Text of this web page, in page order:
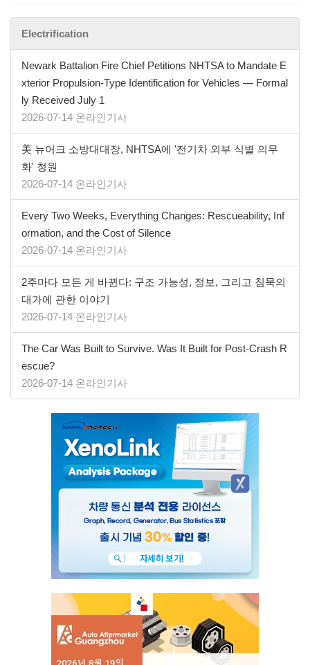
Electrification
Newark Battalion Fire Chief Petitions NHTSA to Mandate E
xterior Propulsion-Type Identification for Vehicles — Formal
ly Received July 1
2026-07-14 온라인기사
美 뉴어크 소방대대장, NHTSA에 '전기차 외부 식별 의무
화' 청원
2026-07-14 온라인기사
Every Two Weeks, Everything Changes: Rescueability, Inf
ormation, and the Cost of Silence
2026-07-14 온라인기사
2주마다 모든 게 바뀐다: 구조 가능성, 정보, 그리고 침묵의
대가에 관한 이야기
2026-07-14 온라인기사
The Car Was Built to Survive. Was It Built for Post-Crash R
escue?
2026-07-14 온라인기사